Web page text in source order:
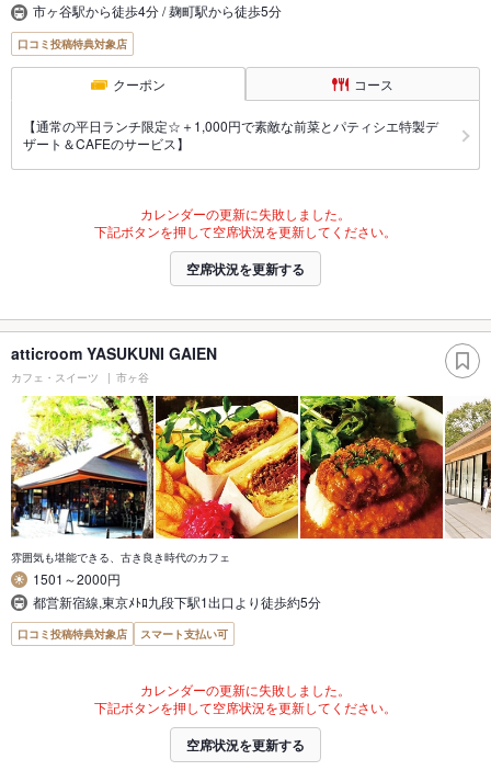
市ヶ谷駅から徒歩4分 / 麹町駅から徒歩5分
口コミ投稿特典対象店
クーポン コース
【通常の平日ランチ限定☆＋1,000円で素敵な前菜とパティシエ特製デ
ザート＆CAFEのサービス】
カレンダーの更新に失敗しました。
下記ボタンを押して空席状況を更新してください。
空席状況を更新する
atticroom YASUKUNI GAIEN
カフェ・スイーツ 市ヶ谷
雰囲気も堪能できる、古き良き時代のカフェ
1501～2000円
都営新宿線,東京ﾒﾄﾛ九段下駅1出口より徒歩約5分
口コミ投稿特典対象店 スマート支払い可
カレンダーの更新に失敗しました。
下記ボタンを押して空席状況を更新してください。
空席状況を更新する